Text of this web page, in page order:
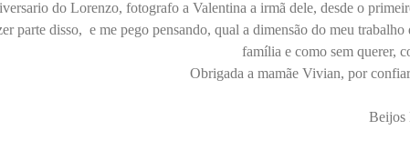
do Lorenzo, fotografo a Valentina a irmã dele, desde o
parte disso, e me pego pensando, qual a dimensão do meu
família e como sem querer,
Obrigada a mamãe Vivian, por
Beijos